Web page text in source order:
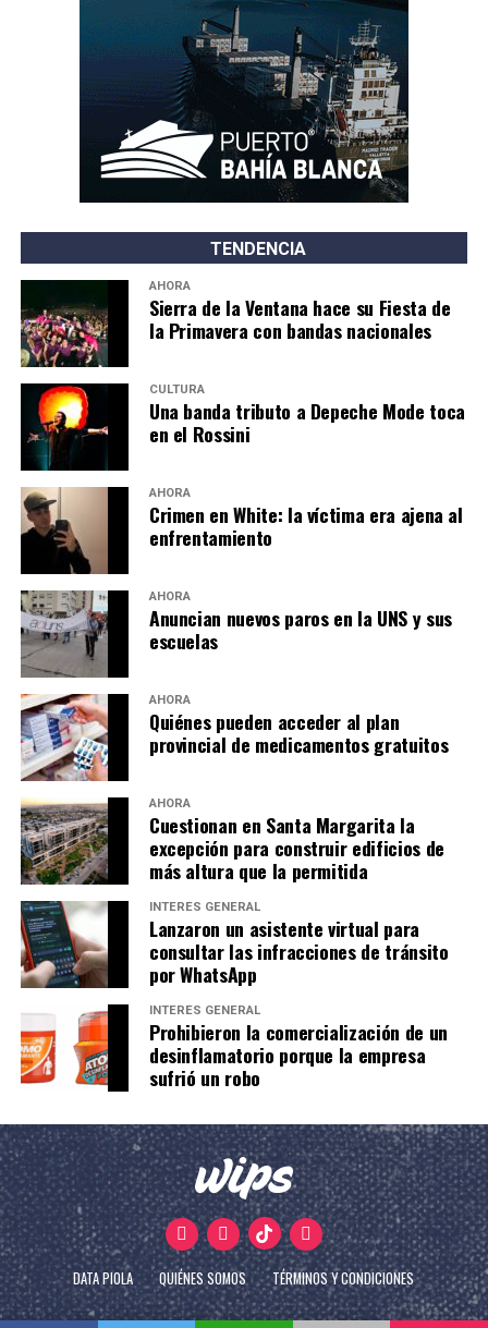
TENDENCIA
AHORA
Sierra de la Ventana hace su Fiesta de
la Primavera con bandas nacionales
CULTURA
Una banda tributo a Depeche Mode toca
en el Rossini
AHORA
Crimen en White: la víctima era ajena al
enfrentamiento
AHORA
Anuncian nuevos paros en la UNS y sus
escuelas
AHORA
Quiénes pueden acceder al plan
provincial de medicamentos gratuitos
AHORA
Cuestionan en Santa Margarita la
excepción para construir edificios de
más altura que la permitida
INTERÉS GENERAL
Lanzaron un asistente virtual para
consultar las infracciones de tránsito
por WhatsApp
INTERÉS GENERAL
Prohibieron la comercialización de un
desinflamatorio porque la empresa
sufrió un robo
DATA PIOLA QUIÉNES SOMOS TÉRMINOS Y CONDICIONES